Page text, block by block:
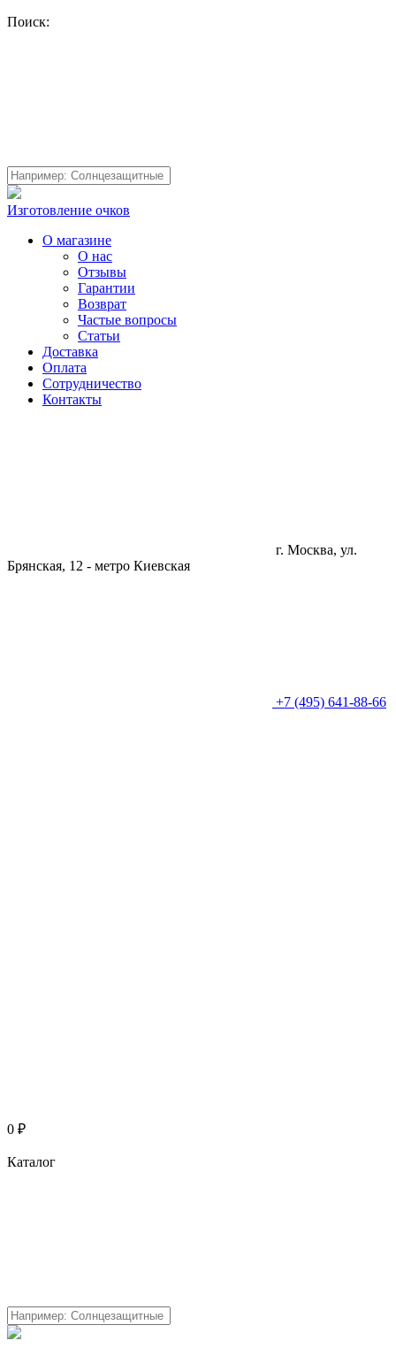
Поиск:
Изготовление очков
О магазине
О нас
Отзывы
Гарантии
Возврат
Частые вопросы
Статьи
Доставка
Оплата
Сотрудничество
Контакты
г. Москва, ул.
Брянская, 12 - метро Киевская
+7 (495) 641-88-66
0 ₽
Каталог